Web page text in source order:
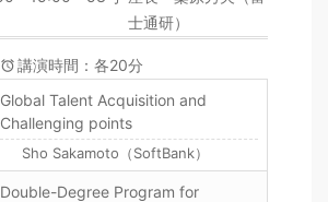
士通研）
講演時間：各20分
Global Talent Acquisition and
Challenging points
Sho Sakamoto（SoftBank）
Double-Degree Program for